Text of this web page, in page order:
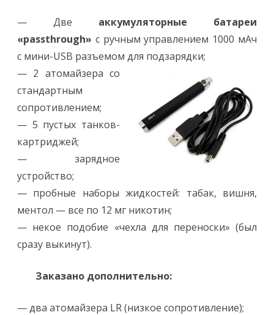
— Две аккумуляторные батареи
«passthrough» с ручным управлением 1000 мАч
с мини-USB разъемом для подзарядки;
— 2 атомайзера со
стандартным
сопротивлением;
— 5 пустых танков-
картриджей;
— зарядное
устройство;
— пробные наборы жидкостей: табак, вишня,
ментол — все по 12 мг никотин;
— некое подобие «чехла для переноски» (был
сразу выкинут).
Заказано дополнительно:
— два атомайзера LR (низкое сопротивление);